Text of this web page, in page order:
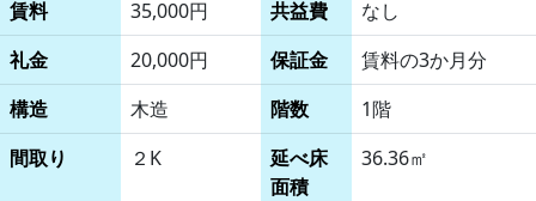
賃料
35,000円 共益費
なし
礼金
20,000円 保証金
賃料の3か月分
構造
木造 階数
1階
間取り
２K
延べ床
面積
36.36㎡